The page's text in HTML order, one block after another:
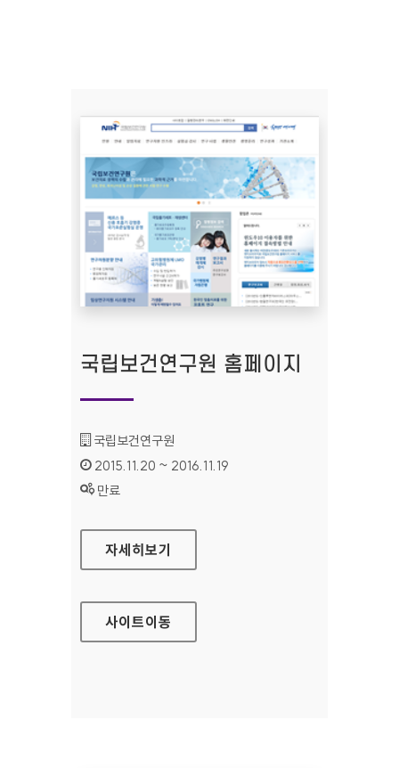
국립보건연구원 홈페이지
기관명 :
국립보건연구원
인증기간 :
2015.11.20 ~ 2016.11.19
상태 :
만료
국립보건연구원 홈페이지
자세히보기
사이트이동